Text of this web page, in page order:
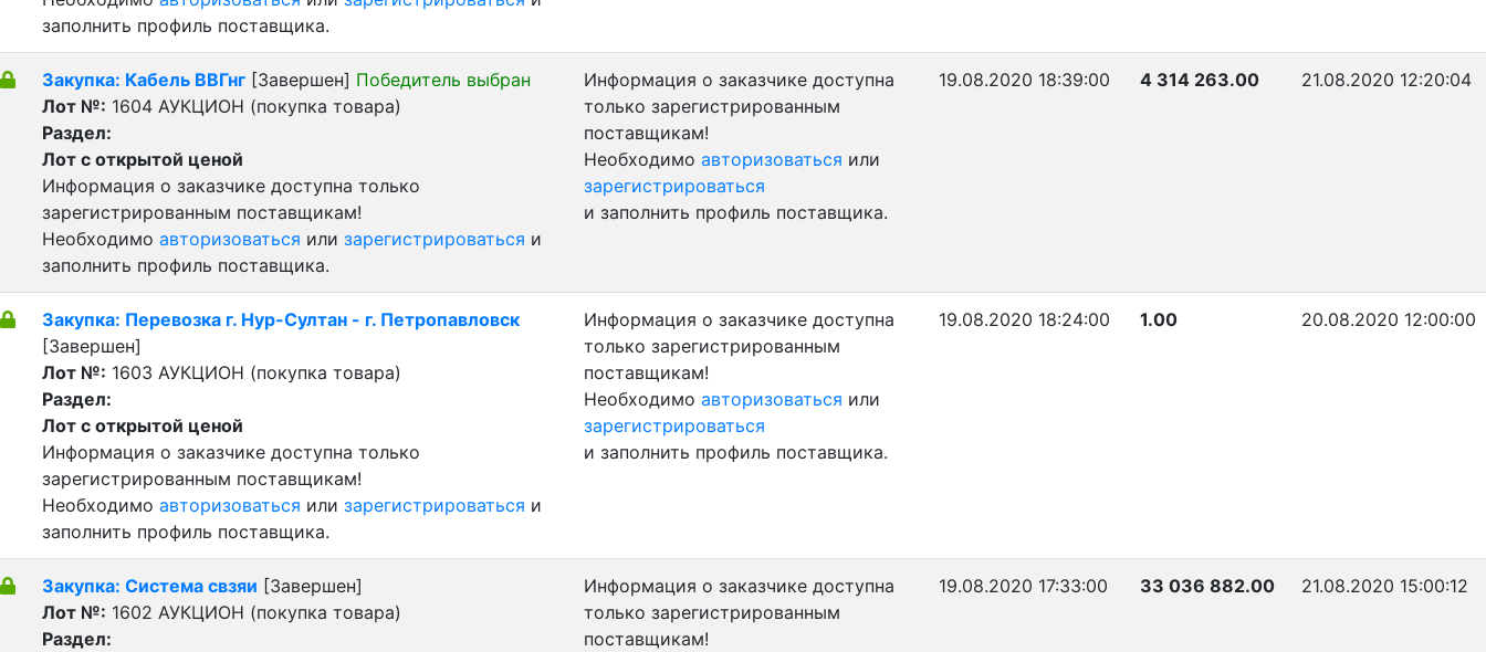
заполнить профиль поставщика.
Закупка: Кабель ВВГнг [Завершен] Победитель выбран
Лот №: 1604 АУКЦИОН (покупка товара)
Раздел:
Лот с открытой ценой
Информация о заказчике доступна только
зарегистрированным поставщикам!
Необходимо авторизоваться или зарегистрироваться и
заполнить профиль поставщика.
Информация о заказчике доступна
только зарегистрированным
поставщикам!
Необходимо авторизоваться или
зарегистрироваться
и заполнить профиль поставщика.
19.08.2020 18:39:00 4 314 263.00 21.08.2020 12:20:04
Закупка: Перевозка г. Нур-Султан - г. Петропавловск
[Завершен]
Лот №: 1603 АУКЦИОН (покупка товара)
Раздел:
Лот с открытой ценой
Информация о заказчике доступна только
зарегистрированным поставщикам!
Необходимо авторизоваться или зарегистрироваться и
заполнить профиль поставщика.
Информация о заказчике доступна
только зарегистрированным
поставщикам!
Необходимо авторизоваться или
зарегистрироваться
и заполнить профиль поставщика.
19.08.2020 18:24:00 1.00 20.08.2020 12:00:00
Закупка: Система свзяи [Завершен]
Лот №: 1602 АУКЦИОН (покупка товара)
Раздел:
Информация о заказчике доступна
только зарегистрированным
поставщикам!
19.08.2020 17:33:00 33 036 882.00 21.08.2020 15:00:12